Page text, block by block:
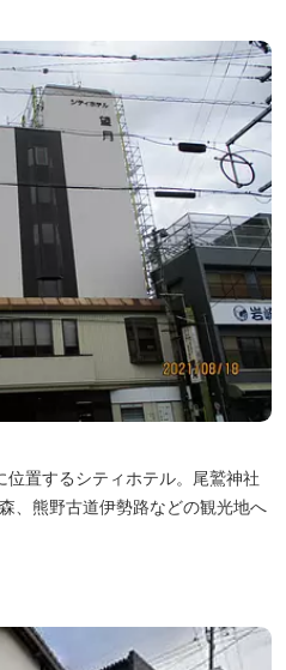
置するシティホテル。尾鷲神社
、熊野古道伊勢路などの観光地へ